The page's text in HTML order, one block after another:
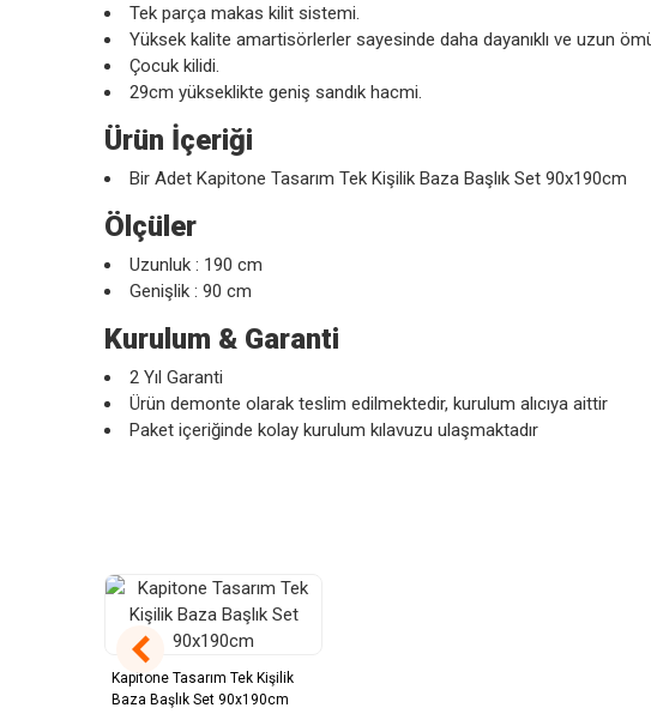
Tek parça makas kilit sistemi.
Yüksek kalite amartisörlerler sayesinde daha dayanıklı ve uzun
Çocuk kilidi.
29cm yükseklikte geniş sandık hacmi.
Ürün İçeriği
Bir Adet Kapitone Tasarım Tek Kişilik Baza Başlık Set 90x190cm
Ölçüler
Uzunluk : 190 cm
Genişlik : 90 cm
Kurulum & Garanti
2 Yıl Garanti
Ürün demonte olarak teslim edilmektedir, kurulum alıcıya aittir
Paket içeriğinde kolay kurulum kılavuzu ulaşmaktadır
Kapitone Tasarım Tek Kişilik
Baza Başlık Set 90x190cm